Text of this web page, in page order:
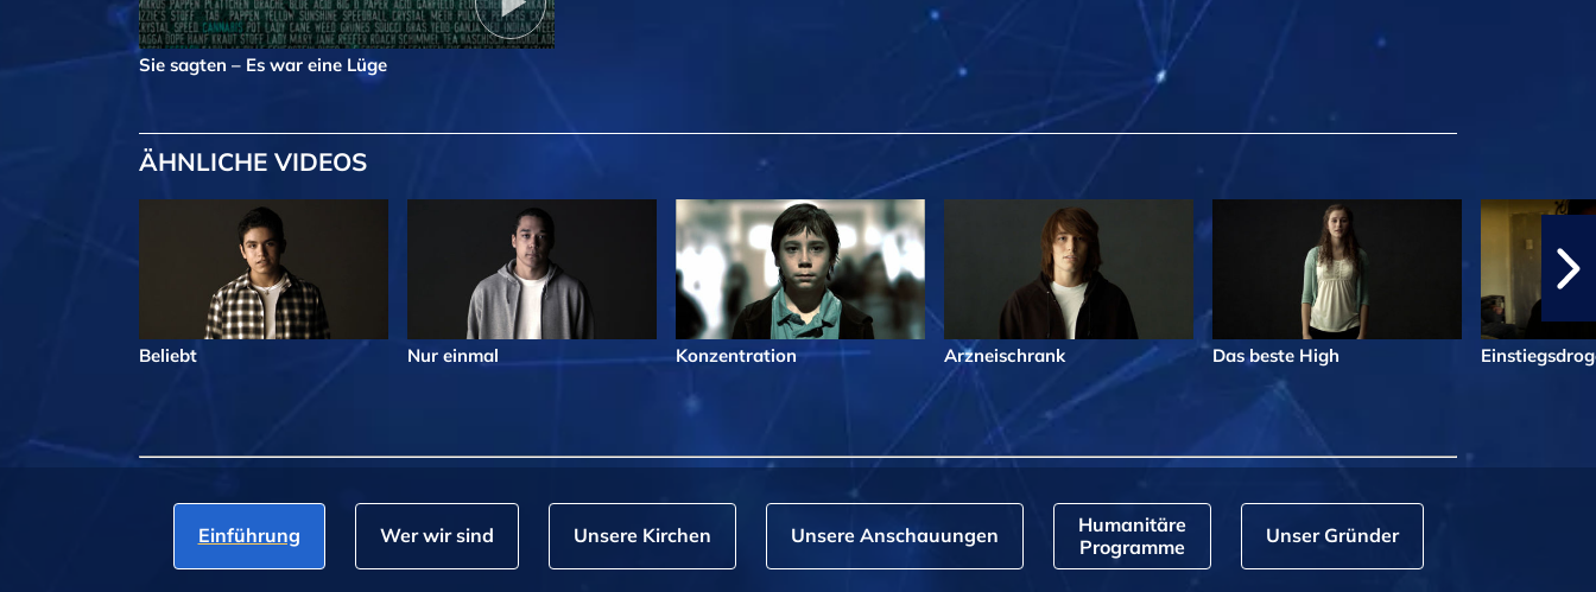
Sie sagten – Es war eine Lüge
ÄHNLICHE VIDEOS
Beliebt Nur einmal Konzentration Arzneischrank Das beste High
Einführung Wer wir sind Unsere Kirchen Unsere Anschauungen
Humanitäre
Programme
Unser Gründer